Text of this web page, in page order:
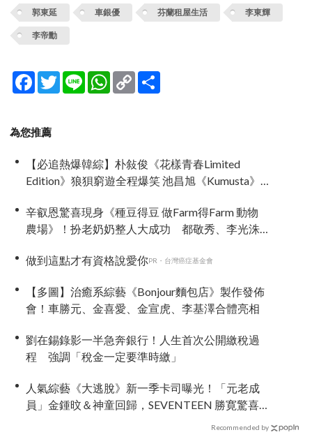
郭東延 車銀優 芬蘭租屋生活 李東輝
李帝勳
Facebook
TwitterLine WhatsApp
Copy
Link
為您推薦
【必追熱爆韓綜】朴敍俊《花樣青春Limited
Edition》狼狽窮遊全程爆笑 池昌旭《Kumusta》
辛叡恩驚喜現身《種豆得豆 做Farm得Farm 動物
農場》！扮老奶奶整人大成功 都敬秀、李光洙
做到這點才有資格說愛你PR・台灣癌症基金會
【多圖】治癒系綜藝《Bonjour麵包店》製作發佈
會！車勝元、金喜愛、金宣虎、李基澤合體亮相
劉在錫錄影一半急奔銀行！人生首次公開繳稅過
程 強調「稅金一定要準時繳」
人氣綜藝《大逃脫》新一季卡司曝光！「元老成
員」金鍾旼＆神童回歸，SEVENTEEN 勝寛驚喜
Recommended by